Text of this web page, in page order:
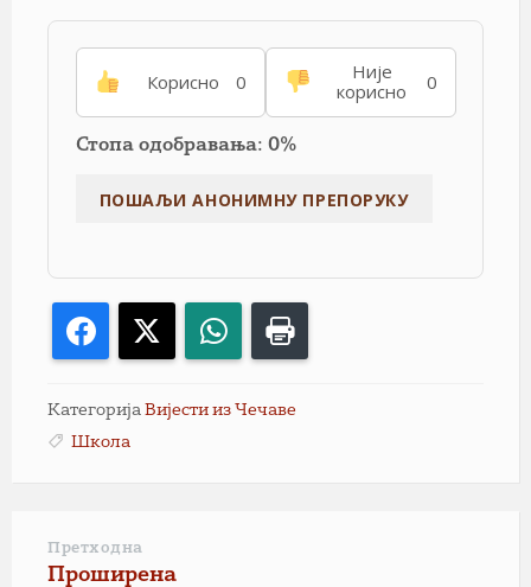
Корисно 0
Није
корисно
0
Стопа одобравања: 0%
Facebook WhatsApp
Категорија Вијести из Чечаве
Школа
Претходна
Проширена